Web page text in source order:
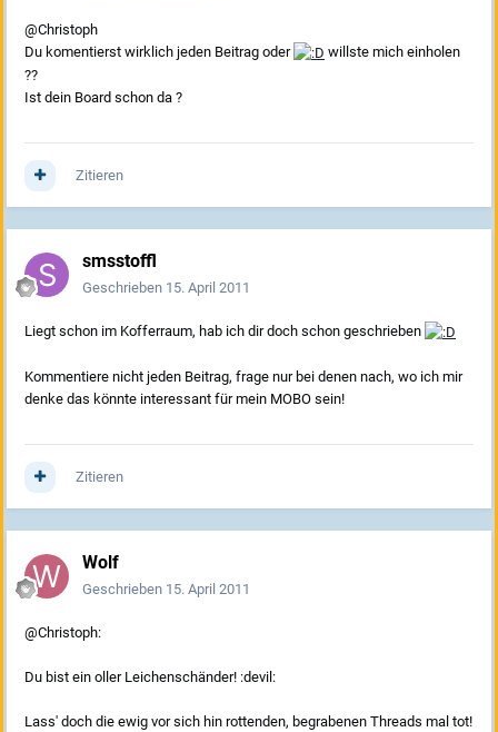
@Christoph
Du komentierst wirklich jeden Beitrag oder
willste mich einholen
??
Ist dein Board schon da ?
Zitieren
smsstoffl
Geschrieben 15. April 2011
Liegt schon im Kofferraum, hab ich dir doch schon geschrieben
Kommentiere nicht jeden Beitrag, frage nur bei denen nach, wo ich mir
denke das könnte interessant für mein MOBO sein!
Zitieren
Wolf
Geschrieben 15. April 2011
@Christoph:
Du bist ein oller Leichenschänder! :devil:
Lass' doch die ewig vor sich hin rottenden, begrabenen Threads mal tot!